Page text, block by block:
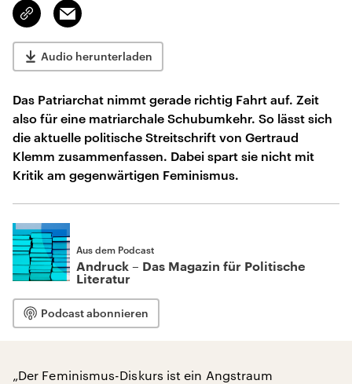
Link
kopieren/teilen
Email
Audio herunterladen
Das Patriarchat nimmt gerade richtig Fahrt auf. Zeit
also für eine matriarchale Schubumkehr. So lässt sich
die aktuelle politische Streitschrift von Gertraud
Klemm zusammenfassen. Dabei spart sie nicht mit
Kritik am gegenwärtigen Feminismus.
Aus dem Podcast
Andruck – Das Magazin für Politische
Literatur
Podcast abonnieren
„Der Feminismus-Diskurs ist ein Angstraum